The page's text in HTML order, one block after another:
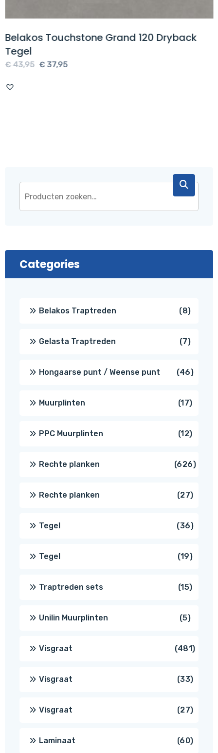
Belakos Touchstone Grand 120 Dryback
Tegel
€43,95 Oorspronkelijke
€37,95Huidige
Categories
Belakos Traptreden 88
Gelasta Traptreden 77
Hongaarse punt / Weense punt 4646
Muurplinten 1717
PPC Muurplinten 1212
Rechte planken 626626
Rechte planken 2727
Tegel 3636
Tegel 1919
Traptreden sets 1515
Unilin Muurplinten 55
Visgraat 481481
Visgraat 3333
Visgraat 2727
Laminaat 6060